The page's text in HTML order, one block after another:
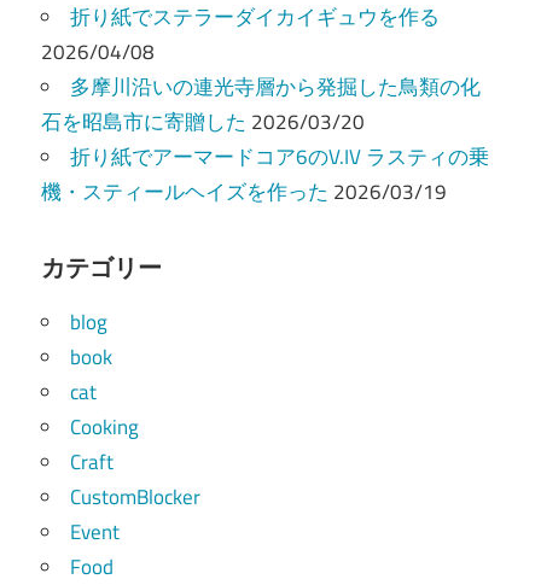
折り紙でステラーダイカイギュウを作る
2026/04/08
多摩川沿いの連光寺層から発掘した鳥類の化
石を昭島市に寄贈した 2026/03/20
折り紙でアーマードコア6のV.IV ラスティの乗
機・スティールヘイズを作った 2026/03/19
カテゴリー
blog
book
cat
Cooking
Craft
CustomBlocker
Event
Food